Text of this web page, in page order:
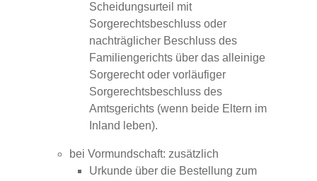
Scheidungsurteil mit
Sorgerechtsbeschluss oder
nachträglicher Beschluss des
Familiengerichts über das alleinige
Sorgerecht oder vorläufiger
Sorgerechtsbeschluss des
Amtsgerichts (wenn beide Eltern im
Inland leben).
bei Vormundschaft: zusätzlich
Urkunde über die Bestellung zum